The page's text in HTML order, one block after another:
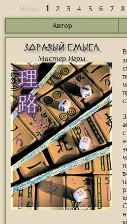
← Назад 1 2 3 4 5 6 7 8
Автор
Здравый Смысл
Мастер Игры